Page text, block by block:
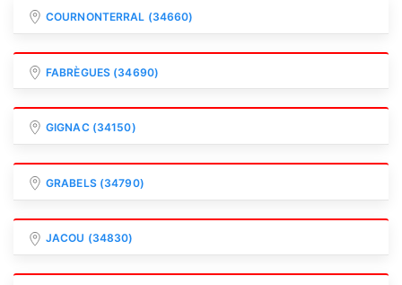
COURNONTERRAL (34660)
FABRÈGUES (34690)
GIGNAC (34150)
GRABELS (34790)
JACOU (34830)